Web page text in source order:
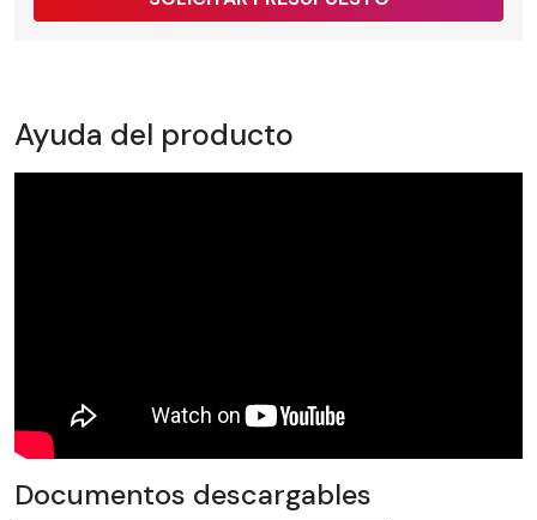
Ayuda del producto
Documentos descargables